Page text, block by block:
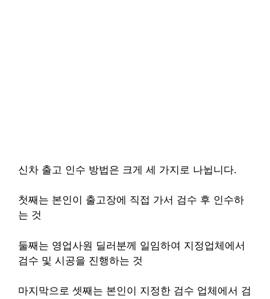
신차 출고 인수 방법은 크게 세 가지로 나뉩니다.
첫째는 본인이 출고장에 직접 가서 검수 후 인수하
는 것
둘째는 영업사원 딜러분께 일임하여 지정업체에서
검수 및 시공을 진행하는 것
마지막으로 셋째는 본인이 지정한 검수 업체에서 검